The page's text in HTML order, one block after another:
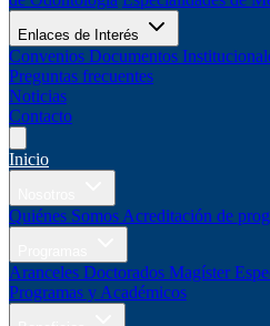
Enlaces de Interés
Convenios Documentos
Preguntas frecuentes
Noticias
Contacto
Inicio
Quiénes Somos Acreditación de
Aranceles Doctorados Magíster
Programas y Académicos